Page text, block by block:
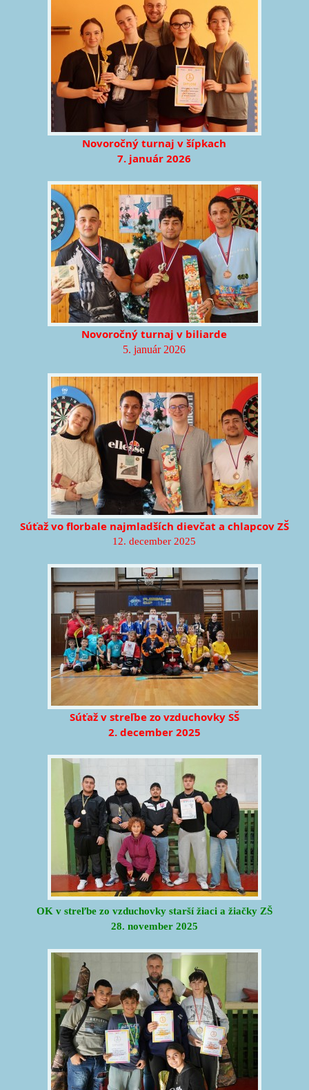
Novoročný turnaj v šípkach
7. január 2026
Novoročný turnaj v biliarde
5. január 2026
Súťaž vo florbale najmladších dievčat a chlapcov ZŠ
12. december 2025
Súťaž v streľbe zo vzduchovky SŠ
2. december 2025
OK v streľbe zo vzduchovky starší žiaci a žiačky ZŠ
28. november 2025